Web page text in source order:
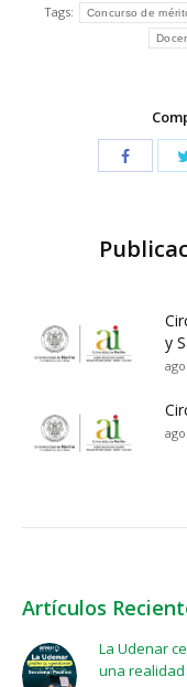
Tags: Concurso de
y
Artículos
La Udenar
una realidad